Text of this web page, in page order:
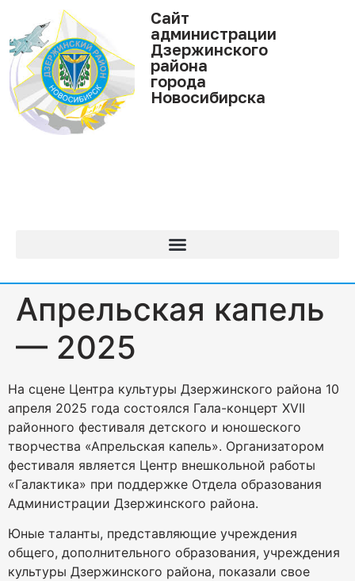
Cайт
администрации
Дзержинского
района
города
Новосибирска
Апрельская капель
— 2025
На сцене Центра культуры Дзержинского района 10
апреля 2025 года состоялся Гала-концерт XVII
районного фестиваля детского и юношеского
творчества «Апрельская капель». Организатором
фестиваля является Центр внешкольной работы
«Галактика» при поддержке Отдела образования
Администрации Дзержинского района.
Юные таланты, представляющие учреждения
общего, дополнительного образования, учреждения
культуры Дзержинского района, показали свое